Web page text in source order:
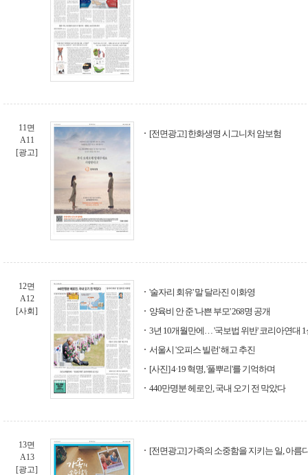
11면
A11
[광고]
[전면광고] 한화생명 시그니처 암보험
12면
A12
[사회]
'술자리 회유' 말 달라진 이화영
양육비 안 준 '나쁜 부모' 268명 공개
3년 10개월만에… '국보법 위반' 코리아연대 1
서울시 '오피스 빌런' 해고 추진
[사진] 4·19 혁명, '풀뿌리'를 기억하며
440만명분 헤로인, 국내 오기 전 막았다
13면
A13
[광고]
[전면광고] 가족의 소중함을 지키는 일, 아름